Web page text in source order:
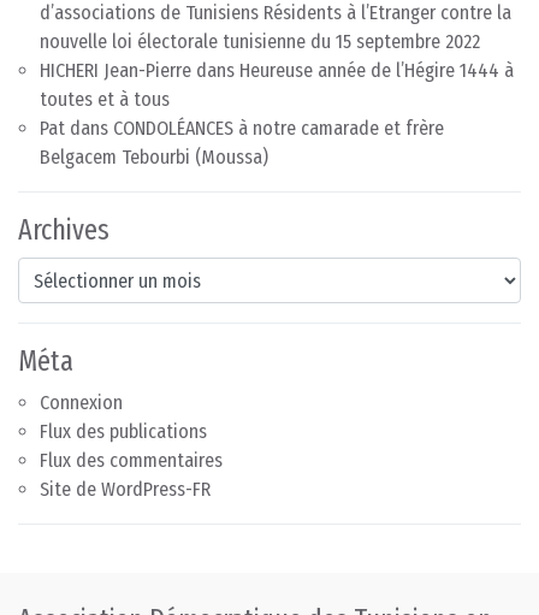
d’associations de Tunisiens Résidents à l’Etranger contre la
nouvelle loi électorale tunisienne du 15 septembre 2022
HICHERI Jean-Pierre dans Heureuse année de l’Hégire 1444 à
toutes et à tous
Pat dans CONDOLÉANCES à notre camarade et frère
Belgacem Tebourbi (Moussa)
Archives
Archives
Méta
Connexion
Flux des publications
Flux des commentaires
Site de WordPress-FR